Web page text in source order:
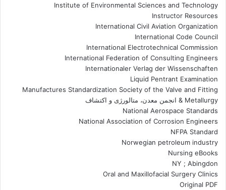
Institute of Environmental Sciences and Technology
Instructor Resources
International Civil Aviation Organization
International Code Council
International Electrotechnical Commission
International Federation of Consulting Engineers
Internationaler Verlag der Wissenschaften
Liquid Pentrant Examination
Manufactures Standardization Society of the Valve and Fitting
Metallurgy & انجمن معدن، متالورژی و اکتشاف
National Aerospace Standards
National Association of Corrosion Engineers
NFPA Standard
Norwegian petroleum industry
Nursing eBooks
NY ; Abingdon
Oral and Maxillofacial Surgery Clinics
Original PDF